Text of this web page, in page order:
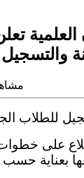
العلمية
2,319
للطلاب
على
بعناية